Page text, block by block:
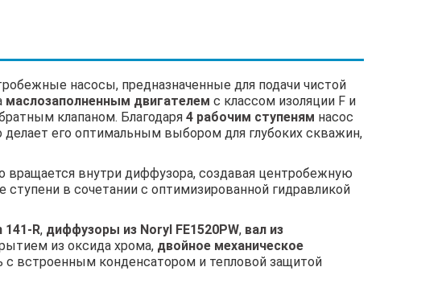
насосы, предназначенные для подачи чистой
маслозаполненным двигателем с классом изоляции F и
клапаном. Благодаря 4 рабочим ступеням насос
его оптимальным выбором для глубоких скважин,
вращается внутри диффузора, создавая центробежную
в сочетании с оптимизированной гидравликой
141-R, диффузоры из Noryl FE1520PW, вал из
из оксида хрома, двойное механическое
встроенным конденсатором и тепловой защитой